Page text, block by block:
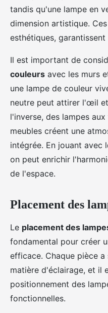
tandis qu'une lampe en
dimension artistique.
esthétiques,
Il est important de
couleurs avec les murs
une lampe de couleur
neutre peut attirer l'œil
l'inverse, des lampes
meubles créent une
intégrée. En jouant avec
on peut enrichir
de l'espace.
Placement des
Le placement des
fondamental pour créer
efficace. Chaque pièce
matière d'éclairage, et il
positionnement des
fonctionnelles.